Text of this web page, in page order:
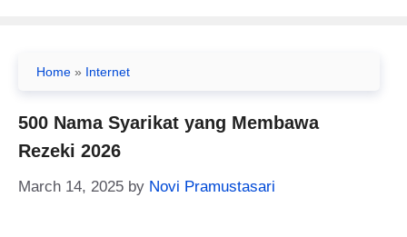
Home » Internet
500 Nama Syarikat yang Membawa
Rezeki 2026
March 14, 2025 by Novi Pramustasari